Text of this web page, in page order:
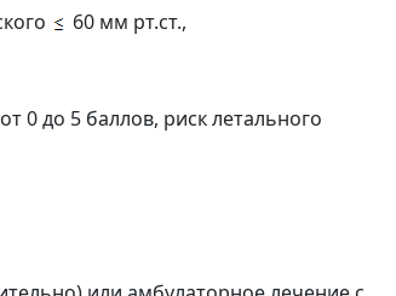
60 мм рт.ст.,
0 до 5 баллов, риск летального